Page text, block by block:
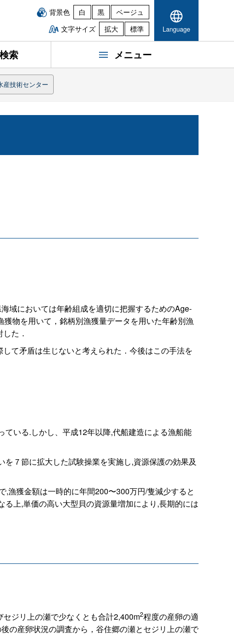
背景色 白 黒
ベージュ
文字サイズ
拡大 標準 Language
索 メニュー
産技術センター
域においては年齢組成を適切に把握するためのAge-
物を用いて，銘柄別漁獲量データを用いた年齢別漁
た．
て矛盾は生じないと考えられた．今後はこの手法を
いる.しかし、平成12年以降,代船建造による漁船能
７節に拡大した試験操業を実施し,資源保護の効果及
漁獲金額は一時的に年間200〜300万円/隻減少すると
上,単価の高い大型貝の資源量増加により,長期的には
ジリ上の瀬で少なくとも合計2,400m2程度の産卵の適
の産卵状況の調査から，谷住郷の瀬とセジリ上の瀬で